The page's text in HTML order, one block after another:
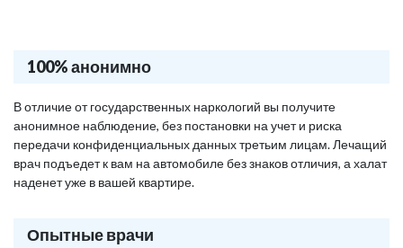
100% анонимно
В отличие от государственных наркологий вы получите
анонимное наблюдение, без постановки на учет и риска
передачи конфиденциальных данных третьим лицам. Лечащий
врач подъедет к вам на автомобиле без знаков отличия, а халат
наденет уже в вашей квартире.
Опытные врачи